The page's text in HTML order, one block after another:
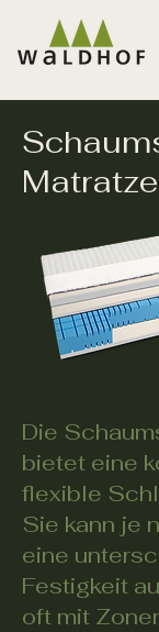
Die
bietet eine
flexible
Sie kann je
eine
Festigkeit
oft mit